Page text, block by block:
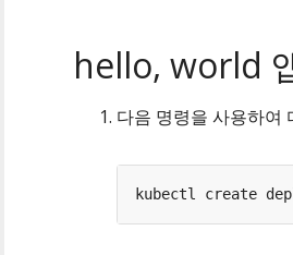
hello, world
다음 명령을 사용하여
kubectl create